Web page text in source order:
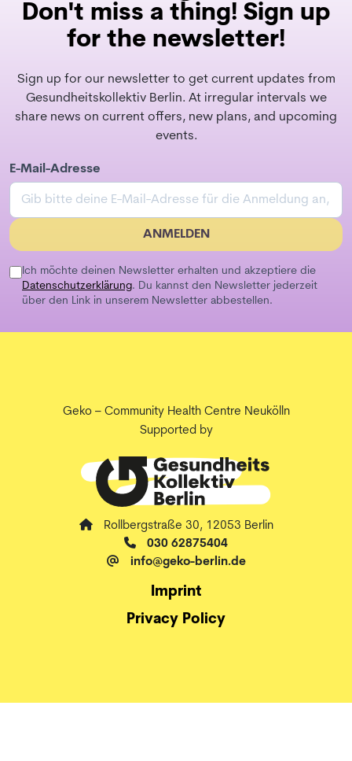
Don't miss a thing! Sign up
for the newsletter!
Sign up for our newsletter to get current updates from
Gesundheitskollektiv Berlin. At irregular intervals we
share news on current offers, new plans, and upcoming
events.
E-Mail-Adresse
ANMELDEN
Ich möchte deinen Newsletter erhalten und akzeptiere die
Datenschutzerklärung. Du kannst den Newsletter jederzeit
über den Link in unserem Newsletter abbestellen.
Geko – Community Health Centre Neukölln
Supported by
Rollbergstraße 30, 12053 Berlin
030 62875404
info@geko-berlin.de
Imprint
Privacy Policy